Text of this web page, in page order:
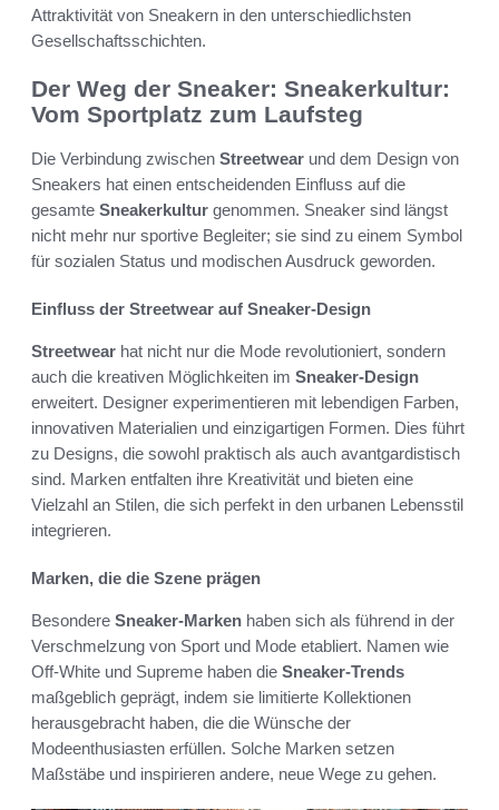
Attraktivität von Sneakern in den unterschiedlichsten
Gesellschaftsschichten.
Der Weg der Sneaker: Sneakerkultur:
Vom Sportplatz zum Laufsteg
Die Verbindung zwischen Streetwear und dem Design von
Sneakers hat einen entscheidenden Einfluss auf die
gesamte Sneakerkultur genommen. Sneaker sind längst
nicht mehr nur sportive Begleiter; sie sind zu einem Symbol
für sozialen Status und modischen Ausdruck geworden.
Einfluss der Streetwear auf Sneaker-Design
Streetwear hat nicht nur die Mode revolutioniert, sondern
auch die kreativen Möglichkeiten im Sneaker-Design
erweitert. Designer experimentieren mit lebendigen Farben,
innovativen Materialien und einzigartigen Formen. Dies führt
zu Designs, die sowohl praktisch als auch avantgardistisch
sind. Marken entfalten ihre Kreativität und bieten eine
Vielzahl an Stilen, die sich perfekt in den urbanen Lebensstil
integrieren.
Marken, die die Szene prägen
Besondere Sneaker-Marken haben sich als führend in der
Verschmelzung von Sport und Mode etabliert. Namen wie
Off-White und Supreme haben die Sneaker-Trends
maßgeblich geprägt, indem sie limitierte Kollektionen
herausgebracht haben, die die Wünsche der
Modeenthusiasten erfüllen. Solche Marken setzen
Maßstäbe und inspirieren andere, neue Wege zu gehen.